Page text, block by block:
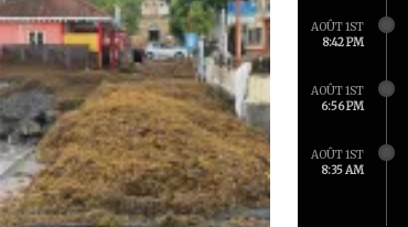
AOÛT 1ST
8:42 PM
AOÛT 1ST
6:56 PM
AOÛT 1ST
8:35 AM